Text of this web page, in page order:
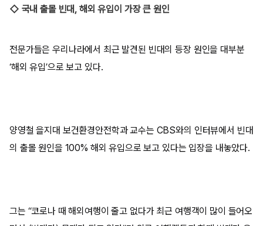
◇ 국내 출몰 빈대, 해외 유입이 가장 큰 원인
전문가들은 우리나라에서 최근 발견된 빈대의 등장 원인을 대부분
‘해외 유입’으로 보고 있다.
양영철 을지대 보건환경안전학과 교수는 CBS와의 인터뷰에서 빈대
의 출몰 원인을 100% 해외 유입으로 보고 있다는 입장을 내놓았다.
그는 “코로나 때 해외여행이 줄고 없다가 최근 여행객이 많이 들어오